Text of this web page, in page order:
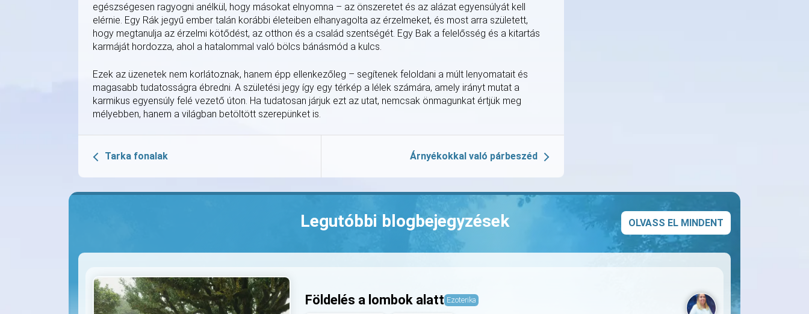
egészségesen ragyogni anélkül, hogy másokat elnyomna – az önszeretet és az alázat egyensúlyát kell
elérnie. Egy Rák jegyű ember talán korábbi életeiben elhanyagolta az érzelmeket, és most arra született,
hogy megtanulja az érzelmi kötődést, az otthon és a család szentségét. Egy Bak a felelősség és a kitartás
karmáját hordozza, ahol a hatalommal való bölcs bánásmód a kulcs.
Ezek az üzenetek nem korlátoznak, hanem épp ellenkezőleg – segítenek feloldani a múlt lenyomatait és
magasabb tudatosságra ébredni. A születési jegy így egy térkép a lélek számára, amely irányt mutat a
karmikus egyensúly felé vezető úton. Ha tudatosan járjuk ezt az utat, nemcsak önmagunkat értjük meg
mélyebben, hanem a világban betöltött szerepünket is.
Tarka fonalak Árnyékokkal való párbeszéd
Legutóbbi blogbejegyzések OLVASS EL MINDENT
Földelés a lombok alatt Ezoterika